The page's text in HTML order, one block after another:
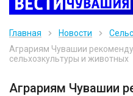
Главная Новости
Аграриям Чувашии
сельхозкультуры и животных
Аграриям Чувашии